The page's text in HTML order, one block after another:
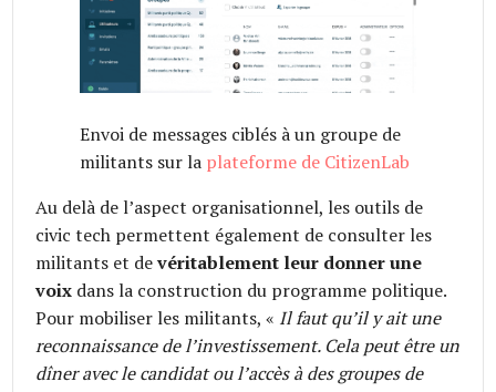
Envoi de messages ciblés à un groupe de
militants sur la plateforme de CitizenLab
Au delà de l’aspect organisationnel, les outils de
civic tech permettent également de consulter les
militants et devéritablement leur donner une
voix dans la construction du programme politique.
Pour mobiliser les militants, « Il faut qu’il y ait une
reconnaissance de l’investissement. Cela peut être un
dîner avec le candidat ou l’accès à des groupes de